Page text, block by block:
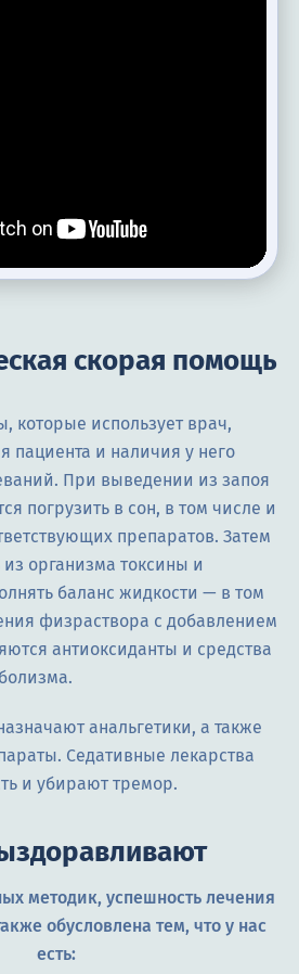
скорая помощь
которые использует врач,
пациента и наличия у него
При выведении из запоя
погрузить в сон, в том числе и
препаратов. Затем
организма токсины и
баланс жидкости — в том
физраствора с добавлением
антиоксиданты и средства
анальгетики, а также
Седативные лекарства
и убирают тремор.
методик, успешность лечения
обусловлена тем, что у нас
есть: